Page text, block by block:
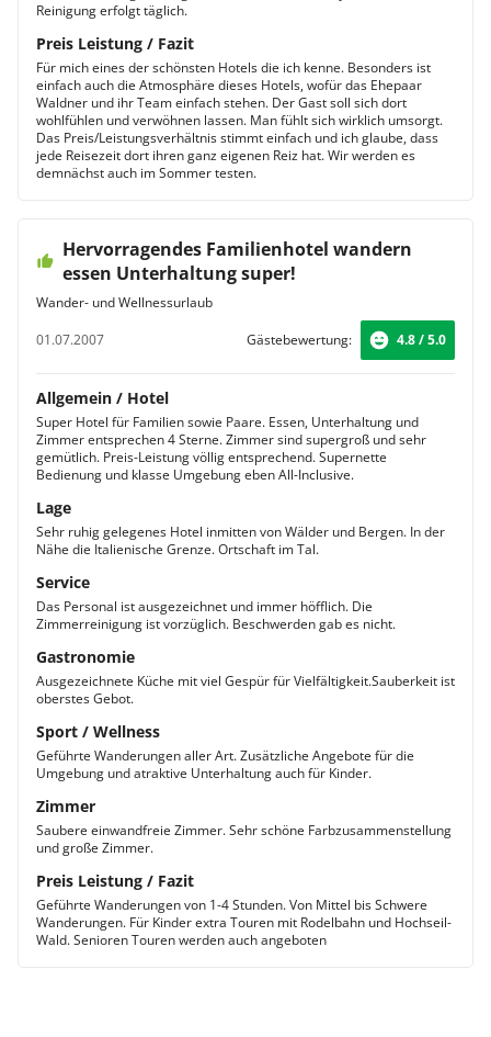
Reinigung erfolgt täglich.
Preis Leistung / Fazit
Für mich eines der schönsten Hotels die ich kenne. Besonders ist
einfach auch die Atmosphäre dieses Hotels, wofür das Ehepaar
Waldner und ihr Team einfach stehen. Der Gast soll sich dort
wohlfühlen und verwöhnen lassen. Man fühlt sich wirklich umsorgt.
Das Preis/Leistungsverhältnis stimmt einfach und ich glaube, dass
jede Reisezeit dort ihren ganz eigenen Reiz hat. Wir werden es
demnächst auch im Sommer testen.
Hervorragendes Familienhotel wandern
essen Unterhaltung super!
Wander- und Wellnessurlaub
01.07.2007
Gästebewertung: 4.8 / 5.0
Allgemein / Hotel
Super Hotel für Familien sowie Paare. Essen, Unterhaltung und
Zimmer entsprechen 4 Sterne. Zimmer sind supergroß und sehr
gemütlich. Preis-Leistung völlig entsprechend. Supernette
Bedienung und klasse Umgebung eben All-Inclusive.
Lage
Sehr ruhig gelegenes Hotel inmitten von Wälder und Bergen. In der
Nähe die Italienische Grenze. Ortschaft im Tal.
Service
Das Personal ist ausgezeichnet und immer höfflich. Die
Zimmerreinigung ist vorzüglich. Beschwerden gab es nicht.
Gastronomie
Ausgezeichnete Küche mit viel Gespür für Vielfältigkeit.Sauberkeit ist
oberstes Gebot.
Sport / Wellness
Geführte Wanderungen aller Art. Zusätzliche Angebote für die
Umgebung und atraktive Unterhaltung auch für Kinder.
Zimmer
Saubere einwandfreie Zimmer. Sehr schöne Farbzusammenstellung
und große Zimmer.
Preis Leistung / Fazit
Geführte Wanderungen von 1-4 Stunden. Von Mittel bis Schwere
Wanderungen. Für Kinder extra Touren mit Rodelbahn und Hochseil-
Wald. Senioren Touren werden auch angeboten